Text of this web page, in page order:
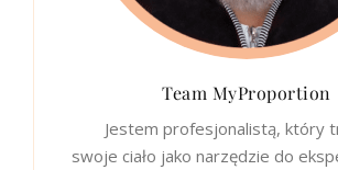
Team MyProportion
Jestem profesjonalistą, który
swoje ciało jako narzędzie do